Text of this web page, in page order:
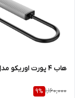
هاب 4 پورت اوریکو مدل AH-12F
1,160,000
9%